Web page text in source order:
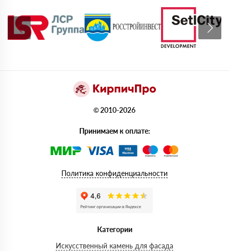
© 2010-2026
Принимаем к оплате:
Политика конфиденциальности
Категории
Искусственный камень для фасада